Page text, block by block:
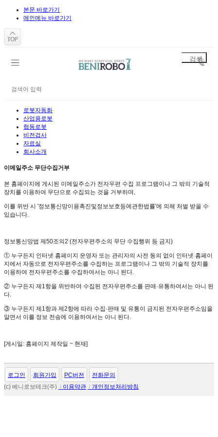
본문 바로가기
메인메뉴 바로가기
로봇자동화
산업용로봇
협동로봇
비전검사
자료실
회사소개
이메일주소 무단수집거부
본 홈페이지에 게시된 이메일주소가 전자우편 수집 프로그램이나 그 밖의 기술적
장치를 이용하여 무단으로 수집되는 것을 거부하며,
이를 위반 시 '정보통신망이용촉진및정보보호등에관한법률'에 의해 처벌 받을 수
있습니다.
정보통신망법 제50조의2 (전자우편주소의 무단 수집행위 등 금지)
① 누구든지 인터넷 홈페이지 운영자 또는 관리자의 사전 동의 없이 인터넷 홈페이
지에서 자동으로 전자우편주소를 수집하는 프로그램이나 그 밖의 기술적 장치를
이용하여 전자우편주소를 수집하여서는 아니 된다.
② 누구든지 제1항을 위반하여 수집된 전자우편주소를 판매·유통하여서는 아니 된
다.
③ 누구든지 제1항과 제2항에 따라 수집·판매 및 유통이 금지된 전자우편주소임을
알면서 이를 정보 전송에 이용하여서는 아니 된다.
[게시일: 홈페이지 제작일 ~ 현재]
로그인 회원가입 PC버전
전화문의
(c) 베니로보테크(주)
이용약관 개인정보처리방침